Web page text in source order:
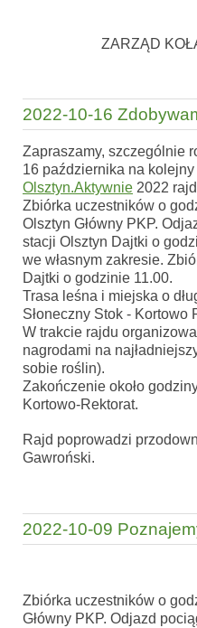
ZARZĄD
2022-10-16
Zapraszamy, szczególnie
16 października na
Olsztyn.Aktywnie 2022
Zbiórka uczestników o
Olsztyn Główny PKP.
stacji Olsztyn Dajtki o
we własnym zakresie.
Dajtki o godzinie 11.00.
Trasa leśna i miejska o
Słoneczny Stok - Kortowo
W trakcie rajdu
nagrodami na
sobie roślin).
Zakończenie około
Kortowo-Rektorat.
Rajd poprowadzi
Gawroński.
2022-10-09
Zbiórka uczestników o
Główny PKP. Odjazd